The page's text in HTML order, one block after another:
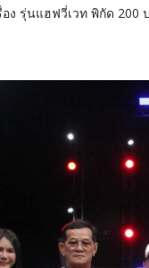
อง รุ่นแฮฟวี่เวท พิกัด